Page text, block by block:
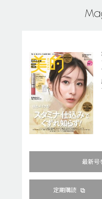
最新号
定期購読